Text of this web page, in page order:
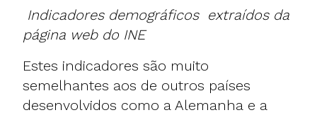
Indicadores demográficos extraídos da
página web do INE
Estes indicadores são muito
semelhantes aos de outros países
desenvolvidos como a Alemanha e a